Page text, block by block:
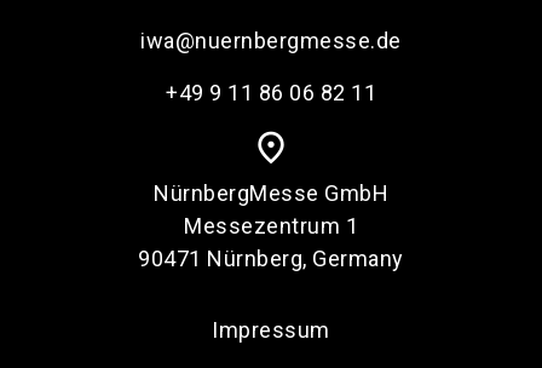
iwa@nuernbergmesse.de
+49 9 11 86 06 82 11
place
NürnbergMesse GmbH
Messezentrum 1
90471 Nürnberg, Germany
Impressum